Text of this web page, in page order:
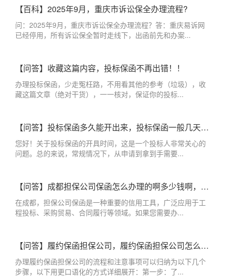
【百科】2025年9月，重庆市诉讼保全办理流程?
问：2025年9月，重庆市诉讼保全办理流程？答：重庆易诉网
已经停用，所有诉讼保全暂时走线下，出函前先和办案...
【问答】收藏这篇内容，投标保函不再出错！！
办理投标保函，少走冤枉路，不用看其他的参考（垃圾），收
藏这篇文章（绝对干货），一一核对，保证你的投标...
【问答】投标保函多久能开出来，投标保函一般几天出来？
您好！关于投标保函的开具时间，这是一个投标人非常关心的
问题。总的来说，常规情况下，从申请到拿到手需要...
【问答】成都担保公司保函怎么办理的啊多少钱啊，成都办理保函的担保公司
在成都，担保公司保函是一种重要的信用工具，广泛应用于工
程投标、采购贸易、合同履行等领域。如果您需要办...
【问答】履约保函担保公司，履约保函担保公司怎么办理
办理履约保函担保公司的流程和注意事项可以归纳为以下几个
步骤，以下用更口语化的方式详细展开：第一步：了...